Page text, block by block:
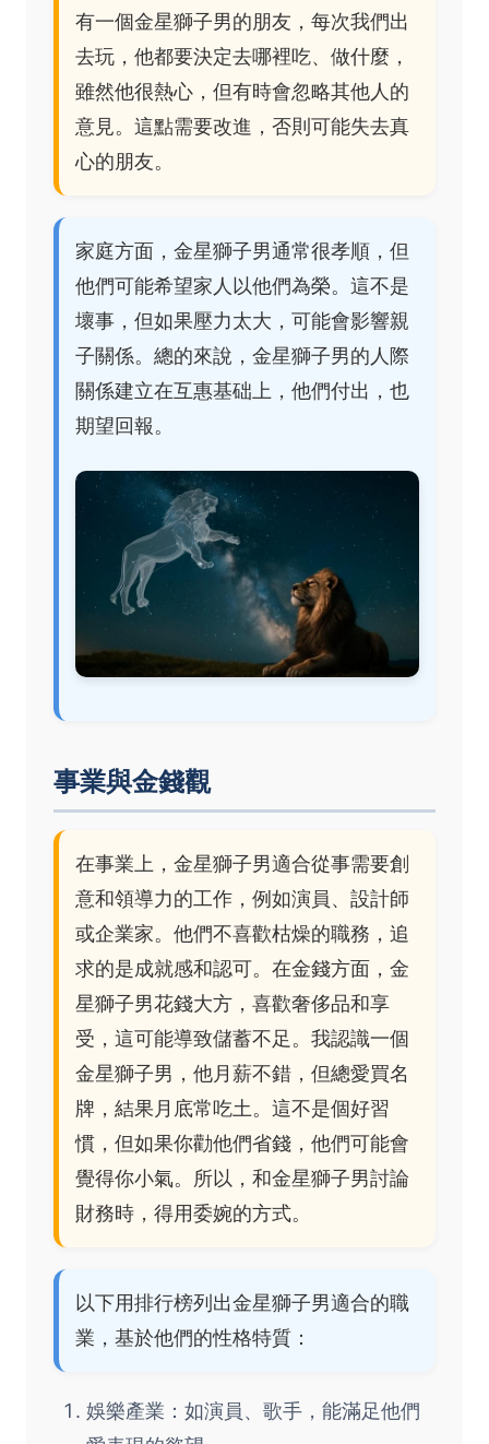
有一個金星獅子男的朋友，每次我們出
去玩，他都要決定去哪裡吃、做什麼，
雖然他很熱心，但有時會忽略其他人的
意見。這點需要改進，否則可能失去真
心的朋友。
家庭方面，金星獅子男通常很孝順，但
他們可能希望家人以他們為榮。這不是
壞事，但如果壓力太大，可能會影響親
子關係。總的來說，金星獅子男的人際
關係建立在互惠基础上，他們付出，也
期望回報。
事業與金錢觀
在事業上，金星獅子男適合從事需要創
意和領導力的工作，例如演員、設計師
或企業家。他們不喜歡枯燥的職務，追
求的是成就感和認可。在金錢方面，金
星獅子男花錢大方，喜歡奢侈品和享
受，這可能導致儲蓄不足。我認識一個
金星獅子男，他月薪不錯，但總愛買名
牌，結果月底常吃土。這不是個好習
慣，但如果你勸他們省錢，他們可能會
覺得你小氣。所以，和金星獅子男討論
財務時，得用委婉的方式。
以下用排行榜列出金星獅子男適合的職
業，基於他們的性格特質：
娛樂產業：如演員、歌手，能滿足他們